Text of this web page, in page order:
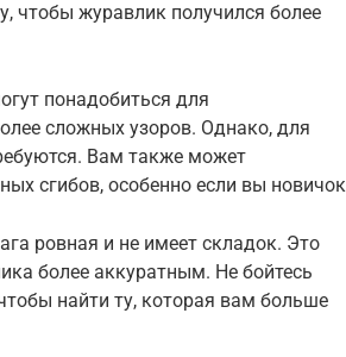
чтобы журавлик получился более
понадобиться для
сложных узоров. Однако, для
Вам также может
сгибов, особенно если вы
ровная и не имеет складок. Это
более аккуратным. Не бойтесь
найти ту, которая вам больше